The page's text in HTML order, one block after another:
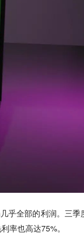
乎全部的利润。三季
率也高达75%。